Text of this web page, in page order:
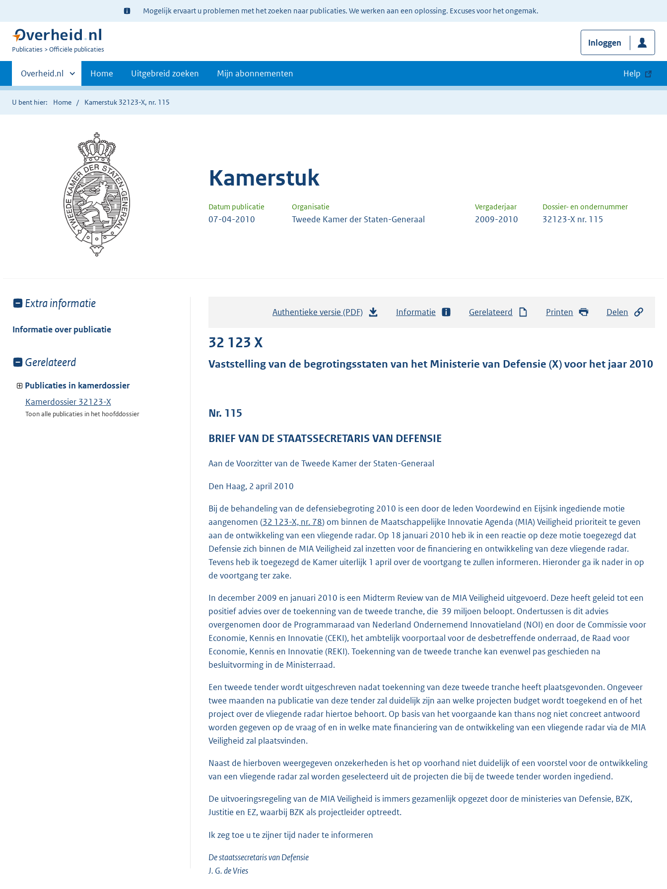
Ter
informatie:
Mogelijk ervaart u problemen met het zoeken naar publicaties. We werken aan een oplossing. Excuses voor het ongemak.
U
Publicaties Officiële publicaties
Inloggen
Primaire
navigatie
Andere
sites
binnen
Overheid.nl Home Uitgebreid zoeken Mijn abonnementen Help
U bent hier: Home Kamerstuk 32123-X, nr. 115
Kamerstuk
Datum publicatie Organisatie Vergaderjaar Dossier- en ondernummer
07-04-2010 Tweede Kamer der Staten-Generaal 2009-2010 32123-X nr. 115
Toon
van:
Extra informatie
Informatie over publicatie
Toon
van:
Gerelateerd
Publicaties in kamerdossier
Kamerdossier 32123-X
Toon alle publicaties in het hoofddossier
Authentieke versie (PDF)
a
r
o
:
4
2
K
b
Informatie Gerelateerd Printen Delen
32 123 X
Vaststelling van de begrotingsstaten van het Ministerie van Defensie (X) voor het jaar 2010
Nr. 115
BRIEF VAN DE STAATSSECRETARIS VAN DEFENSIE
Aan de Voorzitter van de Tweede Kamer der Staten-Generaal
Den Haag, 2 april 2010
Bij de behandeling van de defensiebegroting 2010 is een door de leden Voordewind en Eijsink ingediende motie
aangenomen (32 123-X, nr. 78) om binnen de Maatschappelijke Innovatie Agenda (MIA) Veiligheid prioriteit te geven
aan de ontwikkeling van een vliegende radar. Op 18 januari 2010 heb ik in een reactie op deze motie toegezegd dat
Defensie zich binnen de MIA Veiligheid zal inzetten voor de financiering en ontwikkeling van deze vliegende radar.
Tevens heb ik toegezegd de Kamer uiterlijk 1 april over de voortgang te zullen informeren. Hieronder ga ik nader in op
de voortgang ter zake.
In december 2009 en januari 2010 is een Midterm Review van de MIA Veiligheid uitgevoerd. Deze heeft geleid tot een
positief advies over de toekenning van de tweede tranche, die  39 miljoen beloopt. Ondertussen is dit advies
overgenomen door de Programmaraad van Nederland Ondernemend Innovatieland (NOI) en door de Commissie voor
Economie, Kennis en Innovatie (CEKI), het ambtelijk voorportaal voor de desbetreffende onderraad, de Raad voor
Economie, Kennis en Innovatie (REKI). Toekenning van de tweede tranche kan evenwel pas geschieden na
besluitvorming in de Ministerraad.
Een tweede tender wordt uitgeschreven nadat toekenning van deze tweede tranche heeft plaatsgevonden. Ongeveer
twee maanden na publicatie van deze tender zal duidelijk zijn aan welke projecten budget wordt toegekend en of het
project over de vliegende radar hiertoe behoort. Op basis van het voorgaande kan thans nog niet concreet antwoord
worden gegeven op de vraag of en in welke mate financiering van de ontwikkeling van een vliegende radar via de MIA
Veiligheid zal plaatsvinden.
Naast de hierboven weergegeven onzekerheden is het op voorhand niet duidelijk of een voorstel voor de ontwikkeling
van een vliegende radar zal worden geselecteerd uit de projecten die bij de tweede tender worden ingediend.
De uitvoeringsregeling van de MIA Veiligheid is immers gezamenlijk opgezet door de ministeries van Defensie, BZK,
Justitie en EZ, waarbij BZK als projectleider optreedt.
Ik zeg toe u te zijner tijd nader te informeren
De staatssecretaris van Defensie
J. G. de Vries